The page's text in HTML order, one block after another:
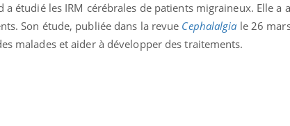
a étudié les IRM cérébrales de patients migraineux. Elle a
Son étude, publiée dans la revue Cephalalgia le 26
malades et aider à développer des traitements.
TDAH : quel est ce
traitement autorisé aux
États-Unis ?
Insuffisance
comment